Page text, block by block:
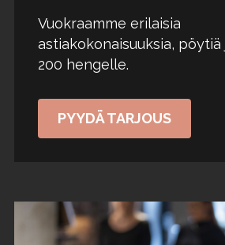
Vuokraamme erilaisia
astiakokonaisuuksia,
200 hengelle.
PYYDÄ TARJOUS